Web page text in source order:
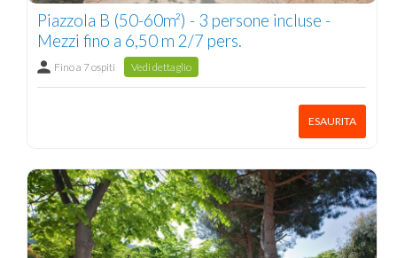
Piazzola B (50-60m²) - 3 persone incluse -
Mezzi fino a 6,50 m 2/7 pers.
Fino a 7 ospiti Vedi dettaglio
ESAURITA